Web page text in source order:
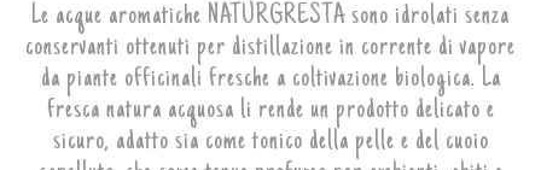
Le acque aromatiche NATURGRESTA sono idrolati senza
conservanti ottenuti per distillazione in corrente di vapore
da piante officinali fresche a coltivazione biologica. La
fresca natura acquosa li rende un prodotto delicato e
sicuro, adatto sia come tonico della pelle e del cuoio